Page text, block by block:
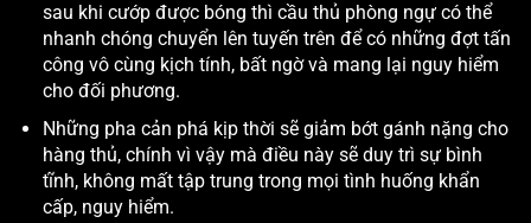
sau khi cướp được bóng thì cầu thủ phòng ngự có thể
nhanh chóng chuyển lên tuyến trên để có những đợt tấn
công vô cùng kịch tính, bất ngờ và mang lại nguy hiểm
cho đối phương.
Những pha cản phá kịp thời sẽ giảm bớt gánh nặng cho
hàng thủ, chính vì vậy mà điều này sẽ duy trì sự bình
tĩnh, không mất tập trung trong mọi tình huống khẩn
cấp, nguy hiểm.